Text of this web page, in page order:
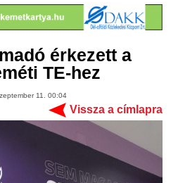
érkezett a
TE-hez
11. 00:04
Vissza a címlapra